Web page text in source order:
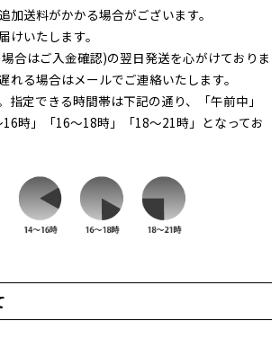
送料がかかる場合がございます。
けいたします。
合はご入金確認)の翌日発送を心がけておりま
れる場合はメールでご連絡いたします。
指定できる時間帯は下記の通り、「午前中」
16時」「16～18時」「18～21時」となってお